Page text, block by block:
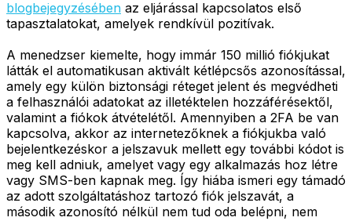
blogbejegyzésében az eljárással kapcsolatos első
tapasztalatokat, amelyek rendkívül pozitívak.
A menedzser kiemelte, hogy immár 150 millió fiókjukat
látták el automatikusan aktivált kétlépcsős azonosítással,
amely egy külön biztonsági réteget jelent és megvédheti
a felhasználói adatokat az illetéktelen hozzáférésektől,
valamint a fiókok átvételétől. Amennyiben a 2FA be van
kapcsolva, akkor az internetezőknek a fiókjukba való
bejelentkezéskor a jelszavuk mellett egy további kódot is
meg kell adniuk, amelyet vagy egy alkalmazás hoz létre
vagy SMS-ben kapnak meg. Így hiába ismeri egy támadó
az adott szolgáltatáshoz tartozó fiók jelszavát, a
második azonosító nélkül nem tud oda belépni, nem